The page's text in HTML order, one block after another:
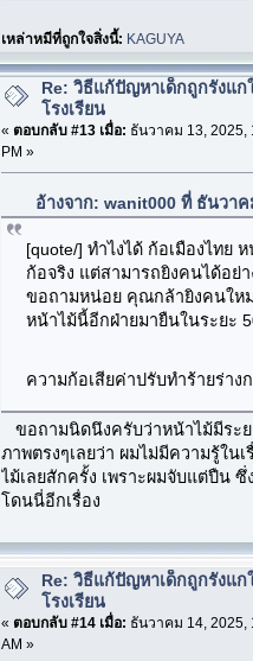
เหล่าหมีที่ถูกใจสิ่งนี้: KAGUYA
Re: วิธีแก้ปัญหาเด็กถูกรังแก
โรงเรียน
« ตอบกลับ #13 เมื่อ: ธันวาคม 13, 2025,
PM »
อ้างจาก: wanit000 ที่ ธันวาค
[quote/] ทำไงได้ ก้อเมืองไทย
ก้อจริง แต่สามารถยิงคนได้อย่
ขอถามหน่อย คุณกล้ายิงคนใหม
หน้าไม้นี้อีกฝ่ายมายืนในระยะ
ความก้อเสียค่าปรับทำร้ายร่า
ขอถามนิดนึงครับว่าหน้าไม้มีระย
ภาพตรงๆเลยว่า ผมไม่มีความรู้ใน
ไม้เลยสักครั้ง เพราะผมจับแต่ปืน
โดนนี่อีกเรื่อง
Re: วิธีแก้ปัญหาเด็กถูกรังแก
โรงเรียน
« ตอบกลับ #14 เมื่อ: ธันวาคม 14, 2025,
AM »